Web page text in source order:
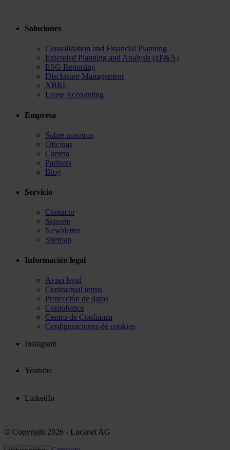
Soluciones
Consolidation and Financial Planning
Extended Planning and Analysis (xP&A)
ESG Reporting
Disclosure Management
XBRL
Lease Accounting
Empresa
Sobre nosotros
Oficinas
Carrera
Partners
Blog
Servicio
Contacto
Soporte
Newsletter
Sitemap
Información legal
Aviso legal
Contractual terms
Protección de datos
Compliance
Centro de Confianza
Configuraciones de cookies
Instagram
Youtube
LinkedIn
© Copyright 2026 - Lucanet AG